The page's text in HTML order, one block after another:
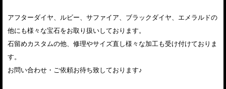
アフターダイヤ、ルビー、サファイア、ブラックダイヤ、エメラルドの
他にも様々な宝石をお取り扱いしております。
石留めカスタムの他、修理やサイズ直し様々な加工も受け付けておりま
す。
お問い合わせ・ご依頼お待ち致しております♪